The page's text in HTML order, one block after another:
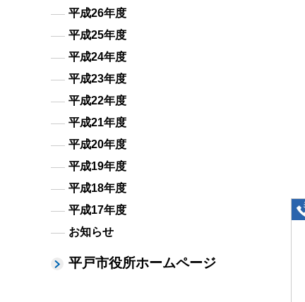
平成26年度
平成25年度
平成24年度
平成23年度
平成22年度
平成21年度
平成20年度
平成19年度
平成18年度
平成17年度
お知らせ
平戸市役所ホームページ